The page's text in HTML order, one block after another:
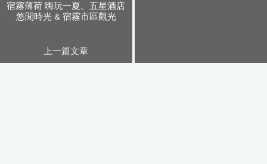
宿霧薄荷 嗨玩一夏。五星酒店
悠閒時光 & 宿霧市區觀光
上一篇文章